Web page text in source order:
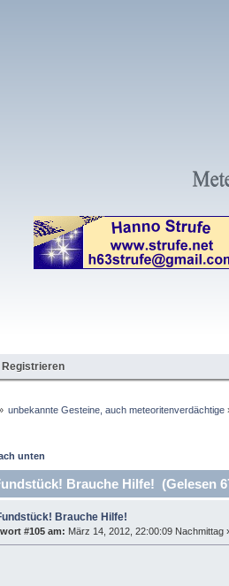
Registrieren
unbekannte Gesteine, auch meteoritenverdächtige
unten
Brauche Hilfe! (Gelesen
Brauche Hilfe!
#105 am: März 14, 2012, 22:00:09 Nachmittag